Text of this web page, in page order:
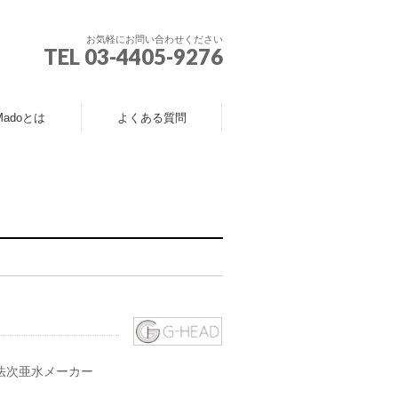
お気軽にお問い合わせください
TEL 03-4405-9276
とは よくある質問
次亜水メーカー